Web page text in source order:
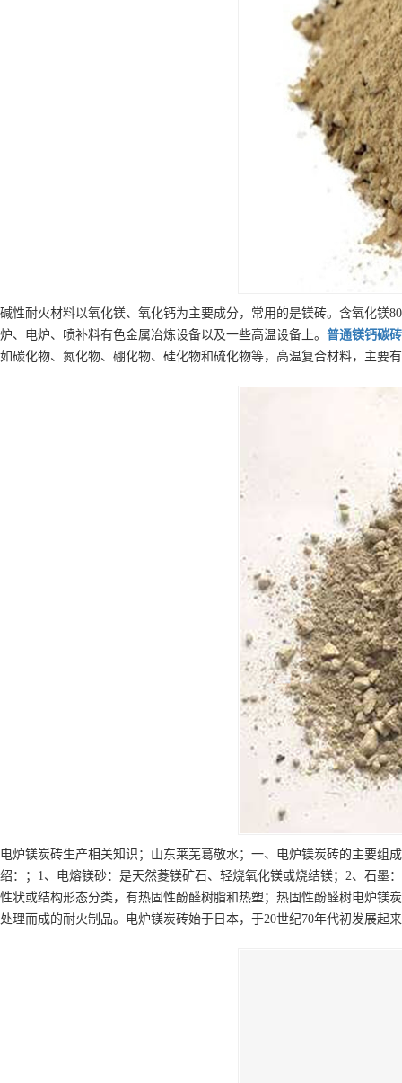
碱性耐火材料以氧化镁、氧化钙为主要成分，常用的是镁砖。含氧化镁
炉、电炉、喷补料有色金属冶炼设备以及一些高温设备上。 普通镁钙碳砖
如碳化物、氮化物、硼化物、硅化物和硫化物等，高温复合材料，主要
电炉镁炭砖生产相关知识；山东莱芜葛敬水；一、电炉镁炭砖的主要组
绍：；1、电熔镁砂：是天然菱镁矿石、轻烧氧化镁或烧结镁；2、石墨
性状或结构形态分类，有热固性酚醛树脂和热塑；热固性酚醛树电炉镁
处理而成的耐火制品。电炉镁炭砖始于日本，于20世纪70年代初发展